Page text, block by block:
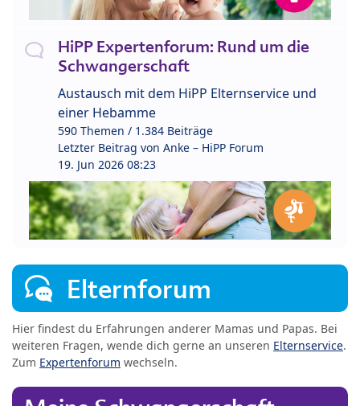
HiPP Expertenforum: Rund um die
Schwangerschaft
Austausch mit dem HiPP Elternservice und
einer Hebamme
590 Themen / 1.384 Beiträge
Letzter Beitrag von Anke – HiPP Forum
19. Jun 2026 08:23
Elternforum
Hier findest du Erfahrungen anderer Mamas und Papas. Bei
weiteren Fragen, wende dich gerne an unseren Elternservice.
Zum Expertenforum wechseln.